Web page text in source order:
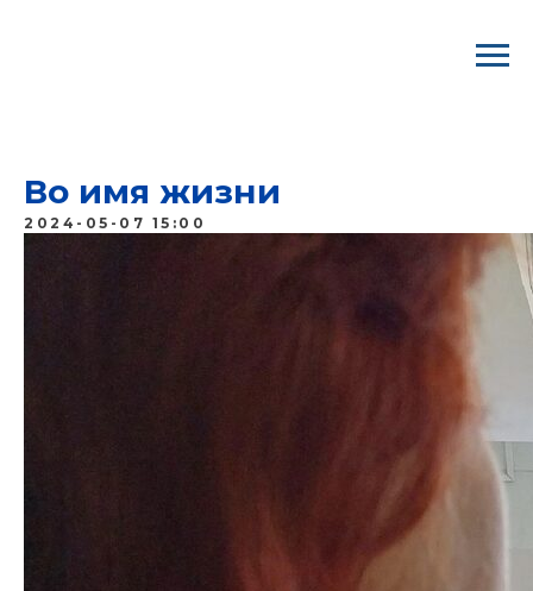
Во имя жизни
2024-05-07 15:00